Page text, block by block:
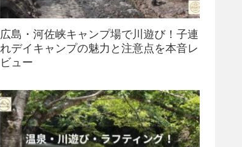
広島・河佐峡キャンプ場で川遊び！子連
れデイキャンプの魅力と注意点を本音レ
ビュー